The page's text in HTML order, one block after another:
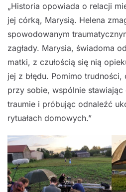
„Historia opowiada o relacji
jej córką, Marysią. Helena
spowodowanym
zagłady. Marysia, świadoma
matki, z czułością się nią
jej z błędu. Pomimo
przy sobie, wspólnie stawiając
traumie i próbując odnaleźć
rytuałach domowych.”